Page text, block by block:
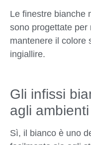
Le finestre bianche
sono progettate per
mantenere il colore
ingiallire.
Gli infissi
agli
Sì, il bianco è uno